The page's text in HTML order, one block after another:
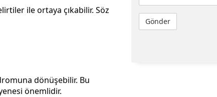
ile ortaya çıkabilir. Söz
dönüşebilir. Bu
önemlidir.